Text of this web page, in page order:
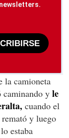
la camioneta
caminando y le
cuando el
y luego
estaba